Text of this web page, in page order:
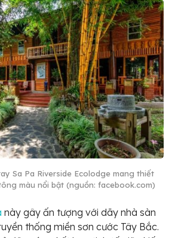
Sa Pa Riverside Ecolodge mang thiết
màu nổi bật (nguồn: facebook.com)
này gây ấn tượng với dãy nhà sàn
thống miền sơn cước Tây Bắc.